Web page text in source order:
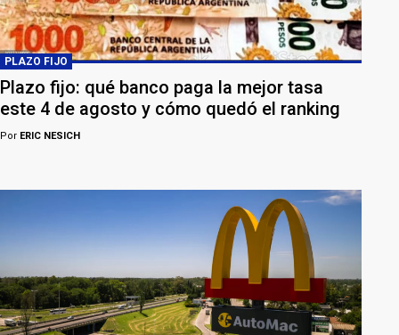
PLAZO FIJO
Plazo fijo: qué banco paga la mejor tasa
este 4 de agosto y cómo quedó el ranking
Por ERIC NESICH